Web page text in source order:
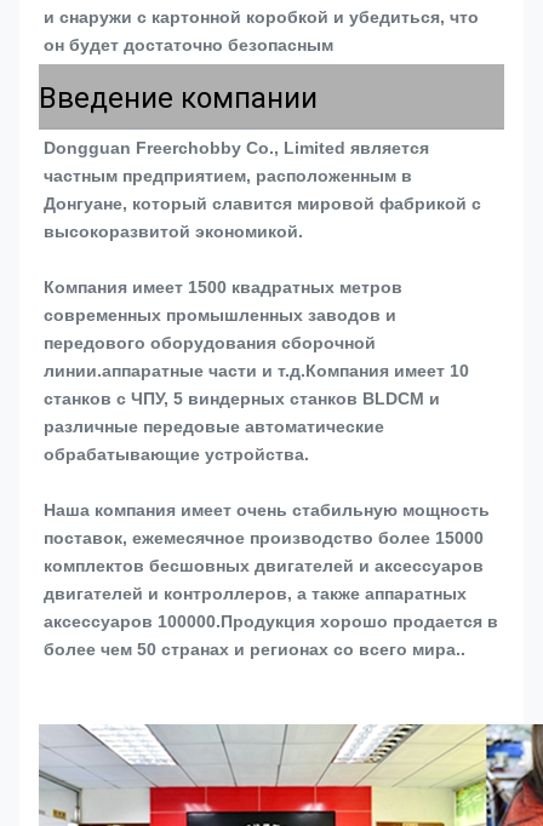
и снаружи с картонной коробкой и убедиться, что
он будет достаточно безопасным
Введение компании
Dongguan Freerchobby Co., Limited является
частным предприятием, расположенным в
Донгуане, который славится мировой фабрикой с
высокоразвитой экономикой.
Компания имеет 1500 квадратных метров
современных промышленных заводов и
передового оборудования сборочной
линии.аппаратные части и т.д.Компания имеет 10
станков с ЧПУ, 5 виндерных станков BLDCM и
различные передовые автоматические
обрабатывающие устройства.
Наша компания имеет очень стабильную мощность
поставок, ежемесячное производство более 15000
комплектов бесшовных двигателей и аксессуаров
двигателей и контроллеров, а также аппаратных
аксессуаров 100000.Продукция хорошо продается в
более чем 50 странах и регионах со всего мира..